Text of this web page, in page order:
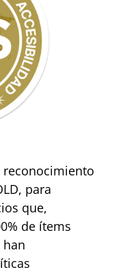
reconocimiento
para
que,
de ítems
han